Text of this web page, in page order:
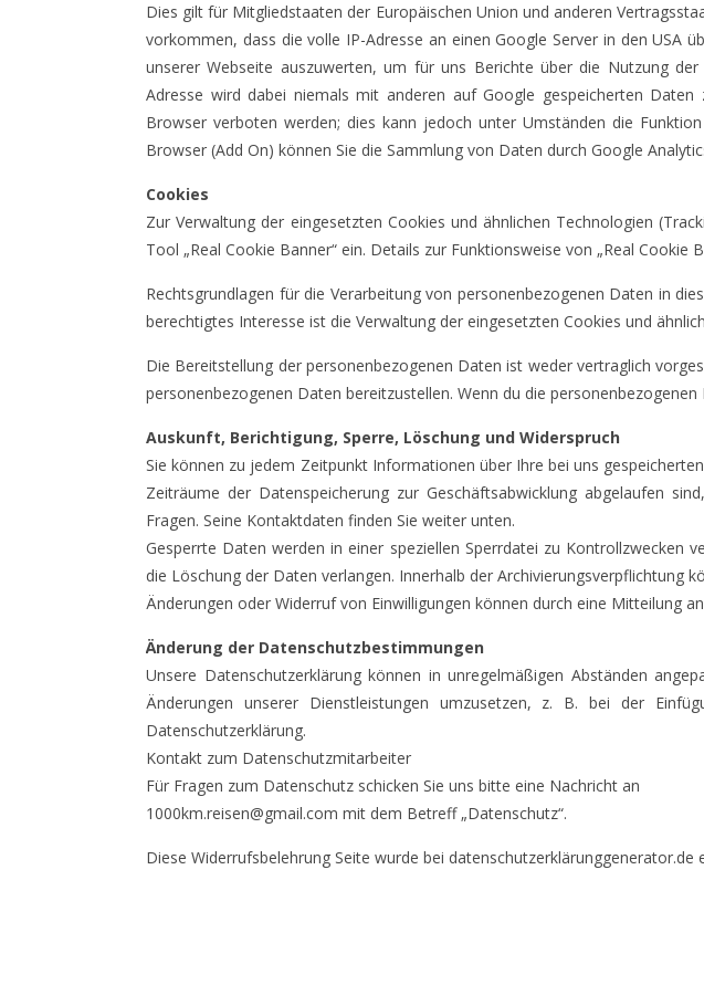
Dies gilt für Mitgliedstaaten der Europäischen Union und anderen
vorkommen, dass die volle IP-Adresse an einen Google Server in den
unserer Webseite auszuwerten, um für uns Berichte über die Nutzung
Adresse wird dabei niemals mit anderen auf Google gespeicherten
Browser verboten werden; dies kann jedoch unter Umständen die
Browser (Add On) können Sie die Sammlung von Daten durch Google
Cookies
Zur Verwaltung der eingesetzten Cookies und ähnlichen Technologien
Tool „Real Cookie Banner“ ein. Details zur Funktionsweise von „Real Cookie
Rechtsgrundlagen für die Verarbeitung von personenbezogenen Daten in
berechtigtes Interesse ist die Verwaltung der eingesetzten Cookies und
Die Bereitstellung der personenbezogenen Daten ist weder vertraglich
personenbezogenen Daten bereitzustellen. Wenn du die
Auskunft, Berichtigung, Sperre, Löschung und Widerspruch
Sie können zu jedem Zeitpunkt Informationen über Ihre bei uns
Zeiträume der Datenspeicherung zur Geschäftsabwicklung abgelaufen
Fragen. Seine Kontaktdaten finden Sie weiter unten.
Gesperrte Daten werden in einer speziellen Sperrdatei zu Kontrollzwecken
die Löschung der Daten verlangen. Innerhalb der Archivierungsverpflichtung
Änderungen oder Widerruf von Einwilligungen können durch eine Mitteilung
Änderung der Datenschutzbestimmungen
Unsere Datenschutzerklärung können in unregelmäßigen Abständen
Änderungen unserer Dienstleistungen umzusetzen, z. B. bei der
Datenschutzerklärung.
Kontakt zum Datenschutzmitarbeiter
Für Fragen zum Datenschutz schicken Sie uns bitte eine Nachricht an
1000km.reisen@gmail.com mit dem Betreff „Datenschutz“.
Diese Widerrufsbelehrung Seite wurde bei datenschutzerklärunggenerator.de